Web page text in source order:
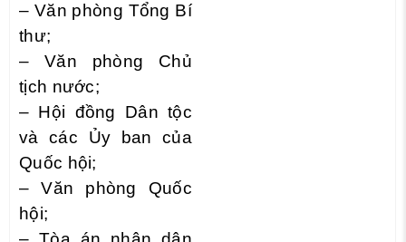
– Văn phòng Tổng Bí
thư;
– Văn phòng Chủ
tịch nước;
– Hội đồng Dân tộc
và các Ủy ban của
Quốc hội;
– Văn phòng Quốc
hội;